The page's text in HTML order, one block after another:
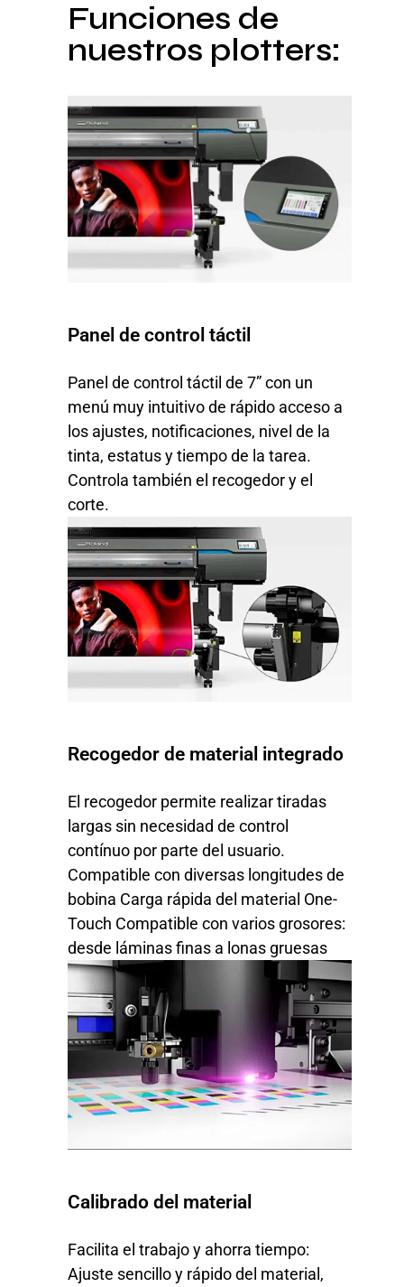
Funciones de
nuestros plotters:
Panel de control táctil
Panel de control táctil de 7” con un
menú muy intuitivo de rápido acceso a
los ajustes, notificaciones, nivel de la
tinta, estatus y tiempo de la tarea.
Controla también el recogedor y el
corte.
Recogedor de material integrado
El recogedor permite realizar tiradas
largas sin necesidad de control
contínuo por parte del usuario.
Compatible con diversas longitudes de
bobina Carga rápida del material One-
Touch Compatible con varios grosores:
desde láminas finas a lonas gruesas
Calibrado del material
Facilita el trabajo y ahorra tiempo:
Ajuste sencillo y rápido del material,